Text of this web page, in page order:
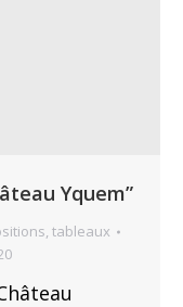
Yquem”
, tableaux